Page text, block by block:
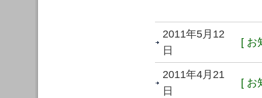
2011年5月12
日
[ お
2011年4月21
日
[ お